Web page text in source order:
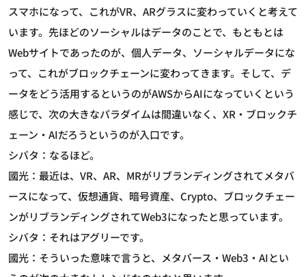
スマホになって、これがVR、ARグラスに変わっていくと考えて
います。先ほどのソーシャルはデータのことで、もともとは
Webサイトであったのが、個人データ、ソーシャルデータにな
って、これがブロックチェーンに変わってきます。そして、デ
ータをどう活用するというのがAWSからAIになっていくという
感じで、次の大きなパラダイムは間違いなく、XR・ブロックチ
ェーン・AIだろうというのが入口です。
シバタ：なるほど。
國光：最近は、VR、AR、MRがリブランディングされてメタバ
ースになって、仮想通貨、暗号資産、Crypto、ブロックチェー
ンがリブランディングされてWeb3になったと思っています。
シバタ：それはアグリーです。
國光：そういった意味で言うと、メタバース・Web3・AIとい